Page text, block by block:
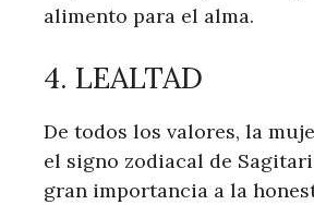
alimento para el alma.
4. LEALTAD
De todos los valores, la
el signo zodiacal de
gran importancia a la